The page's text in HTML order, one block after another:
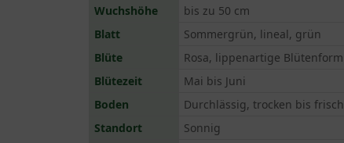
Wuchshöhe
bis zu 50 cm
Blatt
Sommergrün, lineal, grün
Blüte
Rosa, lippenartige Blütenform
Blütezeit
Mai bis Juni
Boden
Durchlässig, trocken bis frisch
Standort
Sonnig